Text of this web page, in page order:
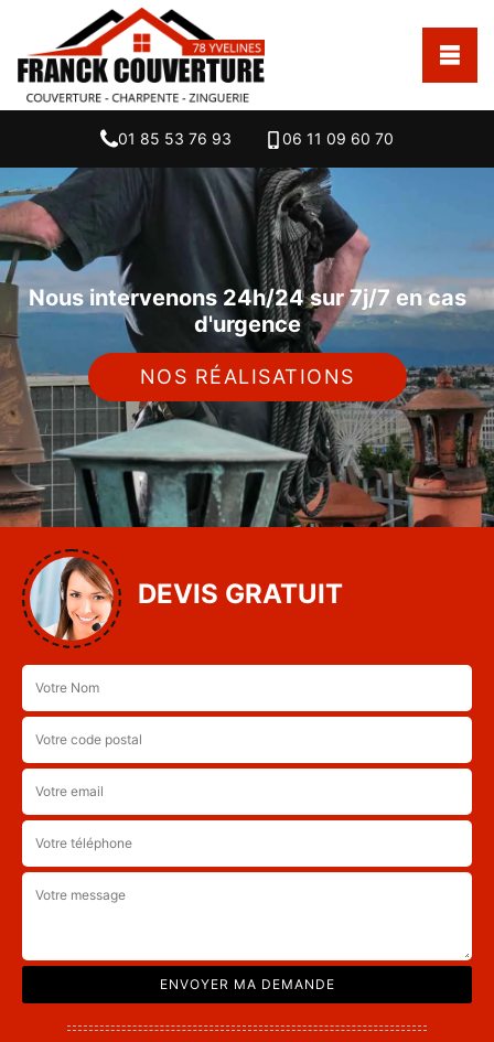
01 85 53 76 93 06 11 09 60 70
Nous intervenons 24h/24 sur 7j/7 en cas
d'urgence
NOS RÉALISATIONS
DEVIS GRATUIT